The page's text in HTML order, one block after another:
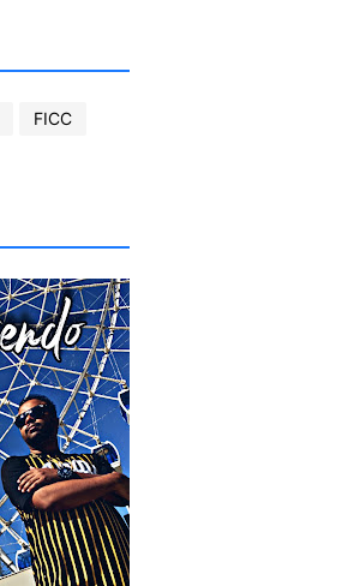
FICC